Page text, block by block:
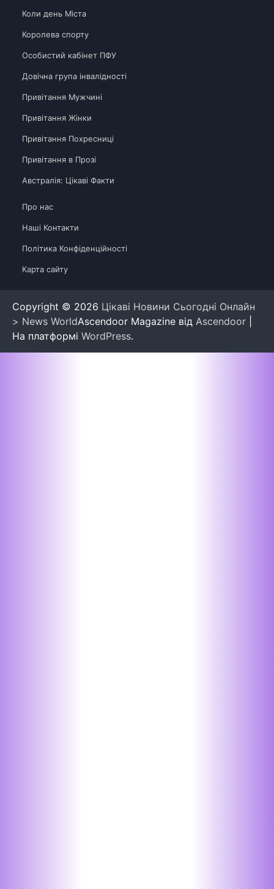
Коли день Міста
Королева спорту
Особистий кабінет ПФУ
Довічна група інвалідності
Привітання Мужчині
Привітання Жінки
Привітання Похресниці
Привітання в Прозі
Австралія: Цікаві Факти
Про нас
Наші Контакти
Політика Конфіденційності
Карта сайту
Copyright © 2026 Цікаві Новини Сьогодні Онлайн
> News WorldAscendoor Magazine від Ascendoor
На платформі WordPress.